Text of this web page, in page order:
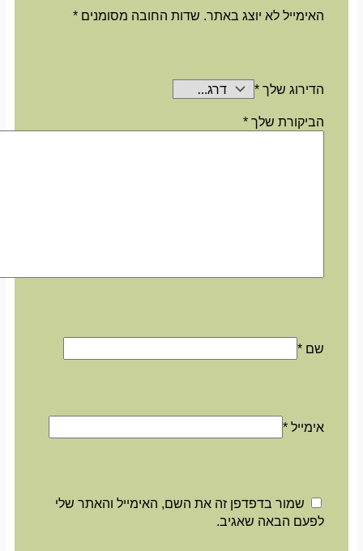
האימייל לא יוצג באתר. שדות החובה מסומנים*
הדירוג שלך*
הביקורת שלך*
שם*
אימייל*
שמור בדפדפן זה את השם, האימייל והאתר שלי
לפעם הבאה שאגיב.